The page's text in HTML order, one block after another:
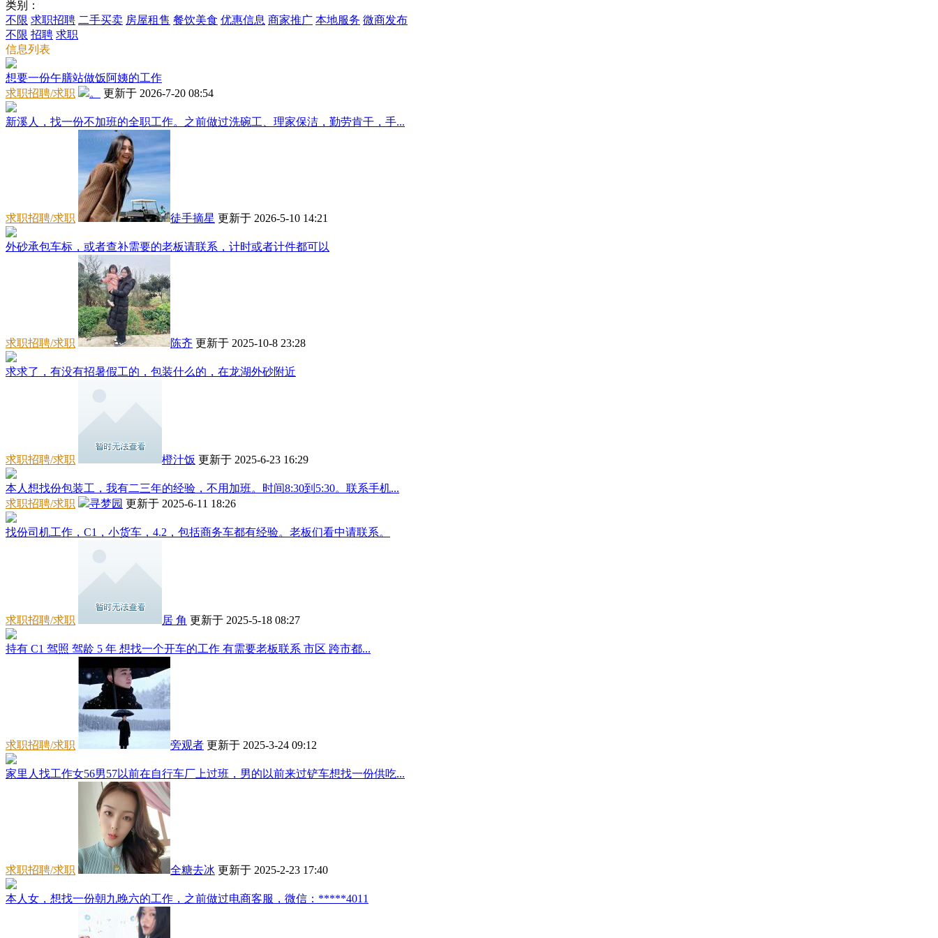
类别：
不限 求职招聘 二手买卖 房屋租售 餐饮美食 优惠信息 商家推广 本地服务 微商发布
不限 招聘 求职
信息列表
想要一份午膳站做饭阿姨的工作
求职招聘/求职
。 更新于 2026-7-20 08:54
新溪人，找一份不加班的全职工作。之前做过洗碗工、理家保洁，勤劳肯干，手...
求职招聘/求职 徒手摘星 更新于 2026-5-10 14:21
外砂承包车标，或者查补需要的老板请联系，计时或者计件都可以
求职招聘/求职 陈齐 更新于 2025-10-8 23:28
求求了，有没有招暑假工的，包装什么的，在龙湖外砂附近
求职招聘/求职 橙汁饭 更新于 2025-6-23 16:29
本人想找份包装工，我有二三年的经验，不用加班。时间8:30到5:30。联系手机...
求职招聘/求职
寻梦园 更新于 2025-6-11 18:26
找份司机工作，C1，小货车，4.2，包括商务车都有经验。老板们看中请联系。
求职招聘/求职 居 角 更新于 2025-5-18 08:27
持有 C1 驾照 驾龄 5 年 想找一个开车的工作 有需要老板联系 市区 跨市都...
求职招聘/求职 旁观者 更新于 2025-3-24 09:12
家里人找工作女56男57以前在自行车厂上过班，男的以前来过铲车想找一份供吃...
求职招聘/求职 全糖去冰 更新于 2025-2-23 17:40
本人女，想找一份朝九晚六的工作，之前做过电商客服，微信：*****4011